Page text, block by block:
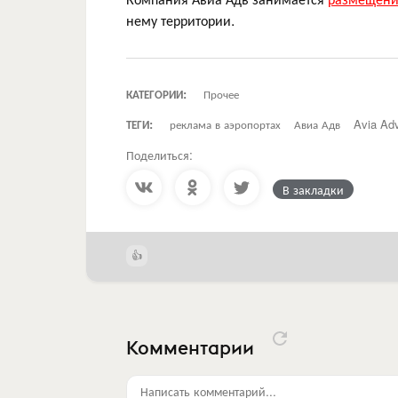
нему территории.
КАТЕГОРИИ:
Прочее
ТЕГИ:
реклама в аэропортах Авиа Адв Avia
Поделиться:
В закладки
Комментарии
Написать комментарий...